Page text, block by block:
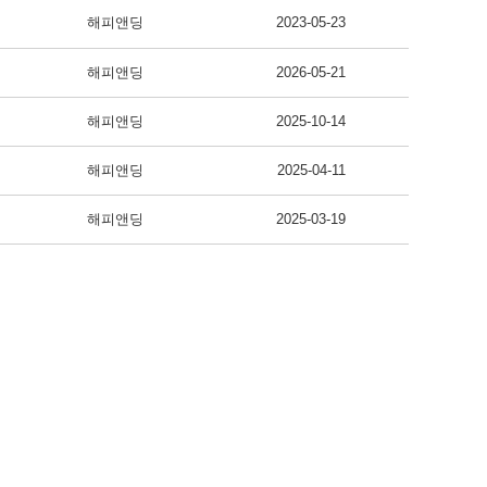
해피앤딩 2023-05-23
해피앤딩 2026-05-21
해피앤딩 2025-10-14
해피앤딩 2025-04-11
해피앤딩 2025-03-19